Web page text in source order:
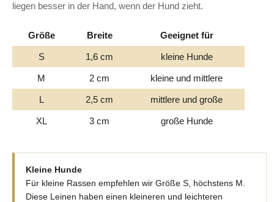
liegen besser in der Hand, wenn der Hund zieht.
Größe Breite Geeignet für
S 1,6 cm kleine Hunde
M 2 cm kleine und mittlere
L 2,5 cm mittlere und große
XL 3 cm große Hunde
Kleine Hunde
Für kleine Rassen empfehlen wir Größe S, höchstens M.
Diese Leinen haben einen kleineren und leichteren